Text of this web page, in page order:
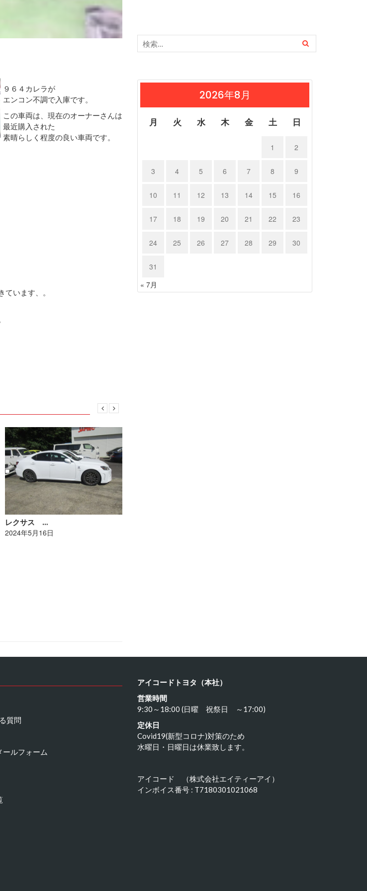
９６４カレラが
エンコン不調で入庫です。
この車両は、現在のオーナーさんは
最近購入された
素晴らしく程度の良い車両です。
います、。
レクサス …
2024年5月16日
2026年8月
月 火 水 木 金 土 日
1 2
3 4 5 6 7 8 9
10 11 12 13 14 15 16
17 18 19 20 21 22 23
24 25 26 27 28 29 30
31
« 7月
質問
ールフォーム
アイコードトヨタ（本社）
営業時間
9:30～18:00 (日曜 祝祭日 ～17:00)
定休日
Covid19(新型コロナ)対策のため
水曜日・日曜日は休業致します。
アイコード （株式会社エイティーアイ）
インボイス番号 : T7180301021068